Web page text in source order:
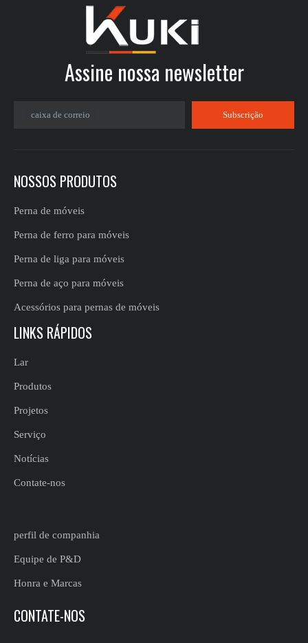
Assine nossa newsletter​​​​​​​
caixa de correio Subscrição
NOSSOS PRODUTOS
Perna de móveis
Perna de ferro para móveis
Perna de liga para móveis
Perna de aço para móveis
Acessórios para pernas de móveis
LINKS RÁPIDOS
Lar
Produtos
Projetos
Serviço
Notícias
Contate-nos
perfil de companhia
Equipe de P&D
Honra e Marcas
CONTATE-NOS